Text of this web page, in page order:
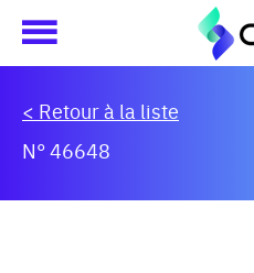
< Retour à la liste
N° 46648